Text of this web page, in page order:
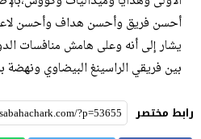
أحسن فريق وأحسن هداف وأحسن
يشار إلى أنه وعلى هامش منافسات
بين فريقي الراسينغ البيضاوي ونهضة
رابط مختصر